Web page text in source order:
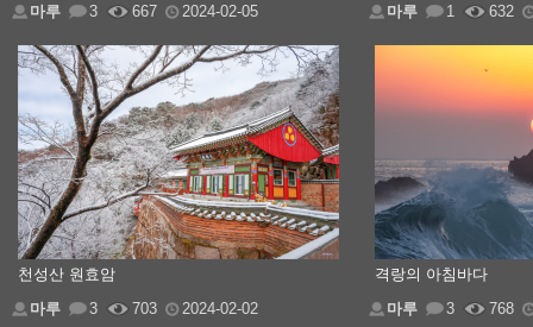
마루
3 667 2024-02-05
마루
1 632
천성산 원효암
마루
3 703 2024-02-02
격랑의 아침바다
마루
3 768